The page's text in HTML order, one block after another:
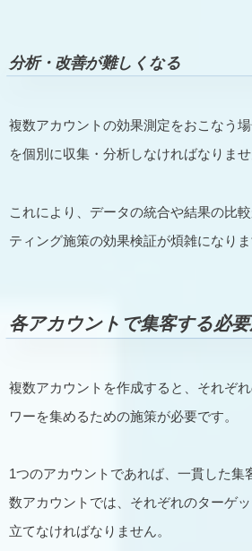
分析・改善が難しくなる
複数アカウントの効果測定をおこなう
を個別に収集・分析しなければなりませ
これにより、データの統合や結果の比
ティング施策の効果検証が煩雑になりま
各アカウントで集客する必
複数アカウントを作成すると、それぞ
ワーを集めるための施策が必要です。
1つのアカウントであれば、一貫した集
数アカウントでは、それぞれのターゲ
立てなければなりません。